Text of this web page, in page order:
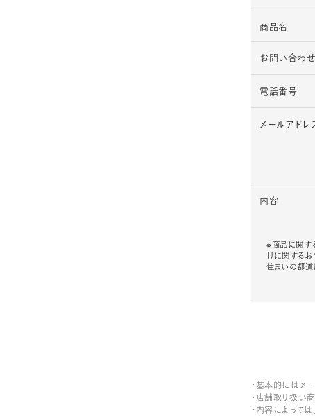
商品名
お問い合わ
電話番号
メールアドレ
内容
※商品に関す
けに関する
住まいの都道
・基本的にはメ
・店舗取り扱い
・内容によって